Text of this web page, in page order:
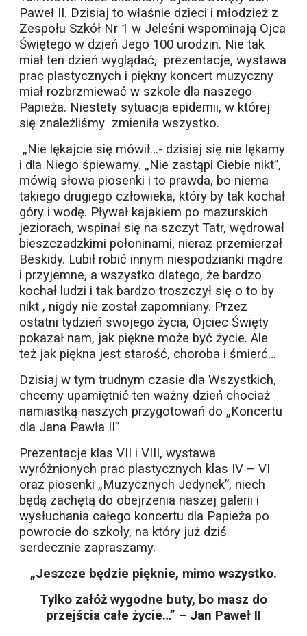
Paweł II. Dzisiaj to właśnie dzieci i młodzież z
Zespołu Szkół Nr 1 w Jeleśni wspominają Ojca
Świętego w dzień Jego 100 urodzin. Nie tak
miał ten dzień wyglądać, prezentacje, wystawa
prac plastycznych i piękny koncert muzyczny
miał rozbrzmiewać w szkole dla naszego
Papieża. Niestety sytuacja epidemii, w której
się znaleźliśmy zmieniła wszystko.
„Nie lękajcie się mówił…- dzisiaj się nie lękamy
i dla Niego śpiewamy. „Nie zastąpi Ciebie nikt”,
mówią słowa piosenki i to prawda, bo niema
takiego drugiego człowieka, który by tak kochał
góry i wodę. Pływał kajakiem po mazurskich
jeziorach, wspinał się na szczyt Tatr, wędrował
bieszczadzkimi połoninami, nieraz przemierzał
Beskidy. Lubił robić innym niespodzianki mądre
i przyjemne, a wszystko dlatego, że bardzo
kochał ludzi i tak bardzo troszczył się o to by
nikt , nigdy nie został zapomniany. Przez
ostatni tydzień swojego życia, Ojciec Święty
pokazał nam, jak piękne może być życie. Ale
też jak piękna jest starość, choroba i śmierć…
Dzisiaj w tym trudnym czasie dla Wszystkich,
chcemy upamiętnić ten ważny dzień chociaż
namiastką naszych przygotowań do „Koncertu
dla Jana Pawła II”
Prezentacje klas VII i VIII, wystawa
wyróżnionych prac plastycznych klas IV – VI
oraz piosenki „Muzycznych Jedynek”, niech
będą zachętą do obejrzenia naszej galerii i
wysłuchania całego koncertu dla Papieża po
powrocie do szkoły, na który już dziś
serdecznie zapraszamy.
„Jeszcze będzie pięknie, mimo wszystko.
Tylko załóż wygodne buty, bo masz do
przejścia całe życie…” – Jan Paweł II